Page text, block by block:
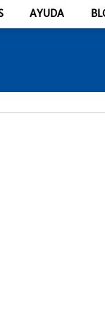
AYUDA